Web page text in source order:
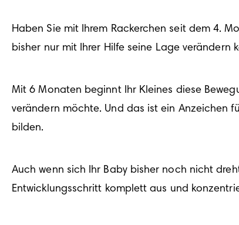
Haben Sie mit Ihrem Rackerchen seit dem 4.
bisher nur mit Ihrer Hilfe seine Lage verändern
Mit 6 Monaten beginnt Ihr Kleines diese
verändern möchte. Und das ist ein Anzeichen
bilden.
Auch wenn sich Ihr Baby bisher noch nicht
Entwicklungsschritt komplett aus und